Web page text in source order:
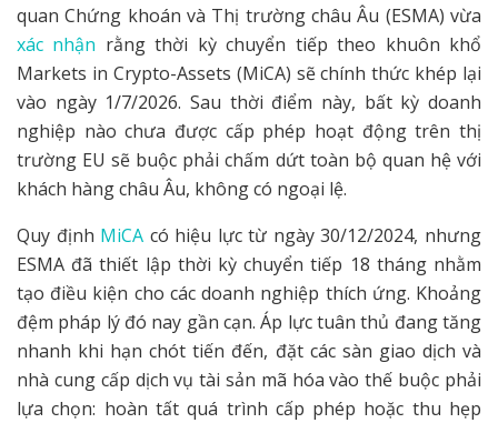
quan Chứng khoán và Thị trường châu Âu (ESMA) vừa
xác nhận rằng thời kỳ chuyển tiếp theo khuôn khổ
Markets in Crypto-Assets (MiCA) sẽ chính thức khép lại
vào ngày 1/7/2026. Sau thời điểm này, bất kỳ doanh
nghiệp nào chưa được cấp phép hoạt động trên thị
trường EU sẽ buộc phải chấm dứt toàn bộ quan hệ với
khách hàng châu Âu, không có ngoại lệ.
Quy định MiCA có hiệu lực từ ngày 30/12/2024, nhưng
ESMA đã thiết lập thời kỳ chuyển tiếp 18 tháng nhằm
tạo điều kiện cho các doanh nghiệp thích ứng. Khoảng
đệm pháp lý đó nay gần cạn. Áp lực tuân thủ đang tăng
nhanh khi hạn chót tiến đến, đặt các sàn giao dịch và
nhà cung cấp dịch vụ tài sản mã hóa vào thế buộc phải
lựa chọn: hoàn tất quá trình cấp phép hoặc thu hẹp